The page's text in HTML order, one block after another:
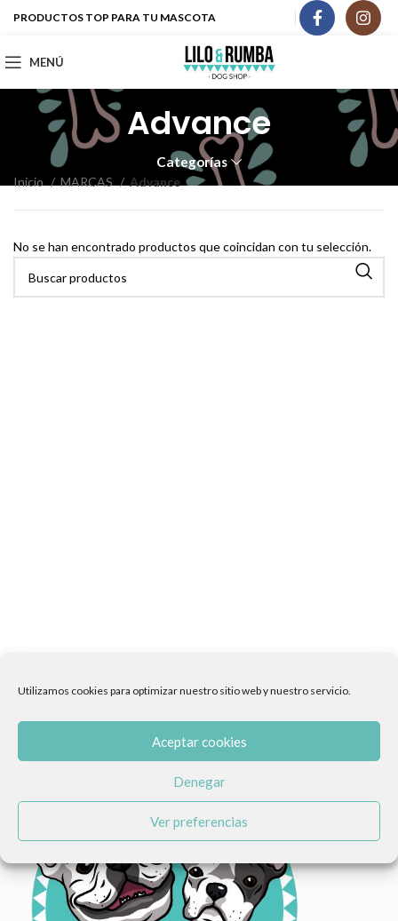
Utilizamos cookies para optimizar nuestro sitio web y nuestro servicio.
Aceptar cookies
Denegar
Ver preferencias
PRODUCTOS TOP PARA TU MASCOTA
MENÚ
Advance
Categorías
Inicio MARCAS Advance
No se han encontrado productos que coincidan con tu selección.